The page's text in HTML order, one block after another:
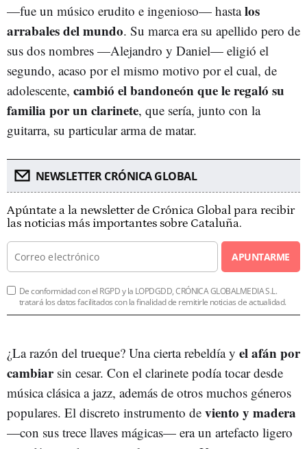
—fue un músico erudito e ingenioso— hastalos
arrabales del mundo. Su marca era su apellido pero de
sus dos nombres —Alejandro y Daniel— eligió el
segundo, acaso por el mismo motivo por el cual, de
adolescente, cambió el bandoneón que le regaló su
familia por un clarinete, que sería, junto con la
guitarra, su particular arma de matar.
NEWSLETTER CRÓNICA GLOBAL
Apúntate a la newsletter de Crónica Global para recibir
las noticias más importantes sobre Cataluña.
APUNTARME
De conformidad con el RGPD y la LOPDGDD, CRÓNICA GLOBALMEDIA S.L.
tratará los datos facilitados con la finalidad de remitirle noticias de actualidad.
¿La razón del trueque? Una cierta rebeldía y el afán por
cambiar sin cesar. Con el clarinete podía tocar desde
música clásica a jazz, además de otros muchos géneros
populares. El discreto instrumento de viento y madera
—con sus trece llaves mágicas— era un artefacto ligero